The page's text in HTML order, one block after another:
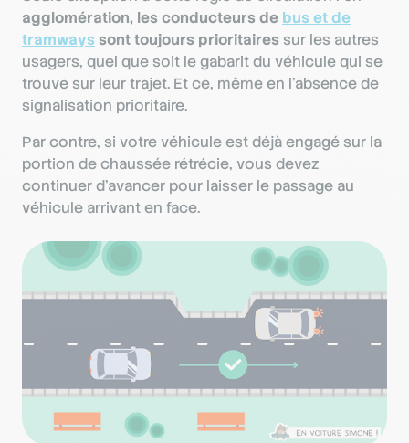
agglomération, les conducteurs de bus et de
tramways sont toujours prioritaires sur les autres
usagers, quel que soit le gabarit du véhicule qui se
trouve sur leur trajet. Et ce, même en l’absence de
signalisation prioritaire.
Par contre, si votre véhicule est déjà engagé sur la
portion de chaussée rétrécie, vous devez
continuer d’avancer pour laisser le passage au
véhicule arrivant en face.